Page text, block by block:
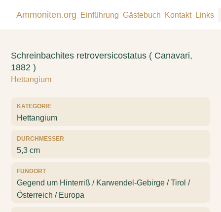
Ammoniten.org Einführung Gästebuch Kontakt Links
Schreinbachites retroversicostatus ( Canavari,
1882 )
Hettangium
KATEGORIE
Hettangium
DURCHMESSER
5,3 cm
FUNDORT
Gegend um Hinterriß / Karwendel-Gebirge / Tirol /
Österreich / Europa